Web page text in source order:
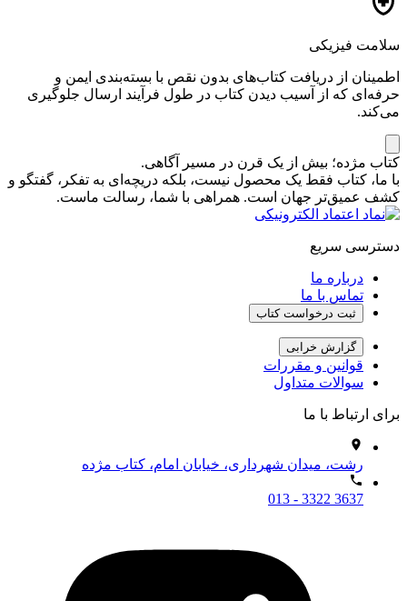
سلامت فیزیکی
اطمینان از دریافت کتاب‌های بدون نقص با بسته‌بندی ایمن و
حرفه‌ای که از آسیب دیدن کتاب در طول فرآیند ارسال جلوگیری
می‌کند.
کتاب مژده؛ بیش از یک قرن در مسیر آگاهی.
با ما، کتاب فقط یک محصول نیست، بلکه دریچه‌ای به تفکر، گفتگو و
کشف عمیق‌تر جهان است. همراهی با شما، رسالت ماست.
دسترسی سریع
درباره ما
تماس با ما
ثبت درخواست کتاب
گزارش خرابی
قوانین و مقررات
سوالات متداول
برای ارتباط با ما
رشت، میدان شهرداری، خیابان امام، کتاب مژده
013 - 3322 3637